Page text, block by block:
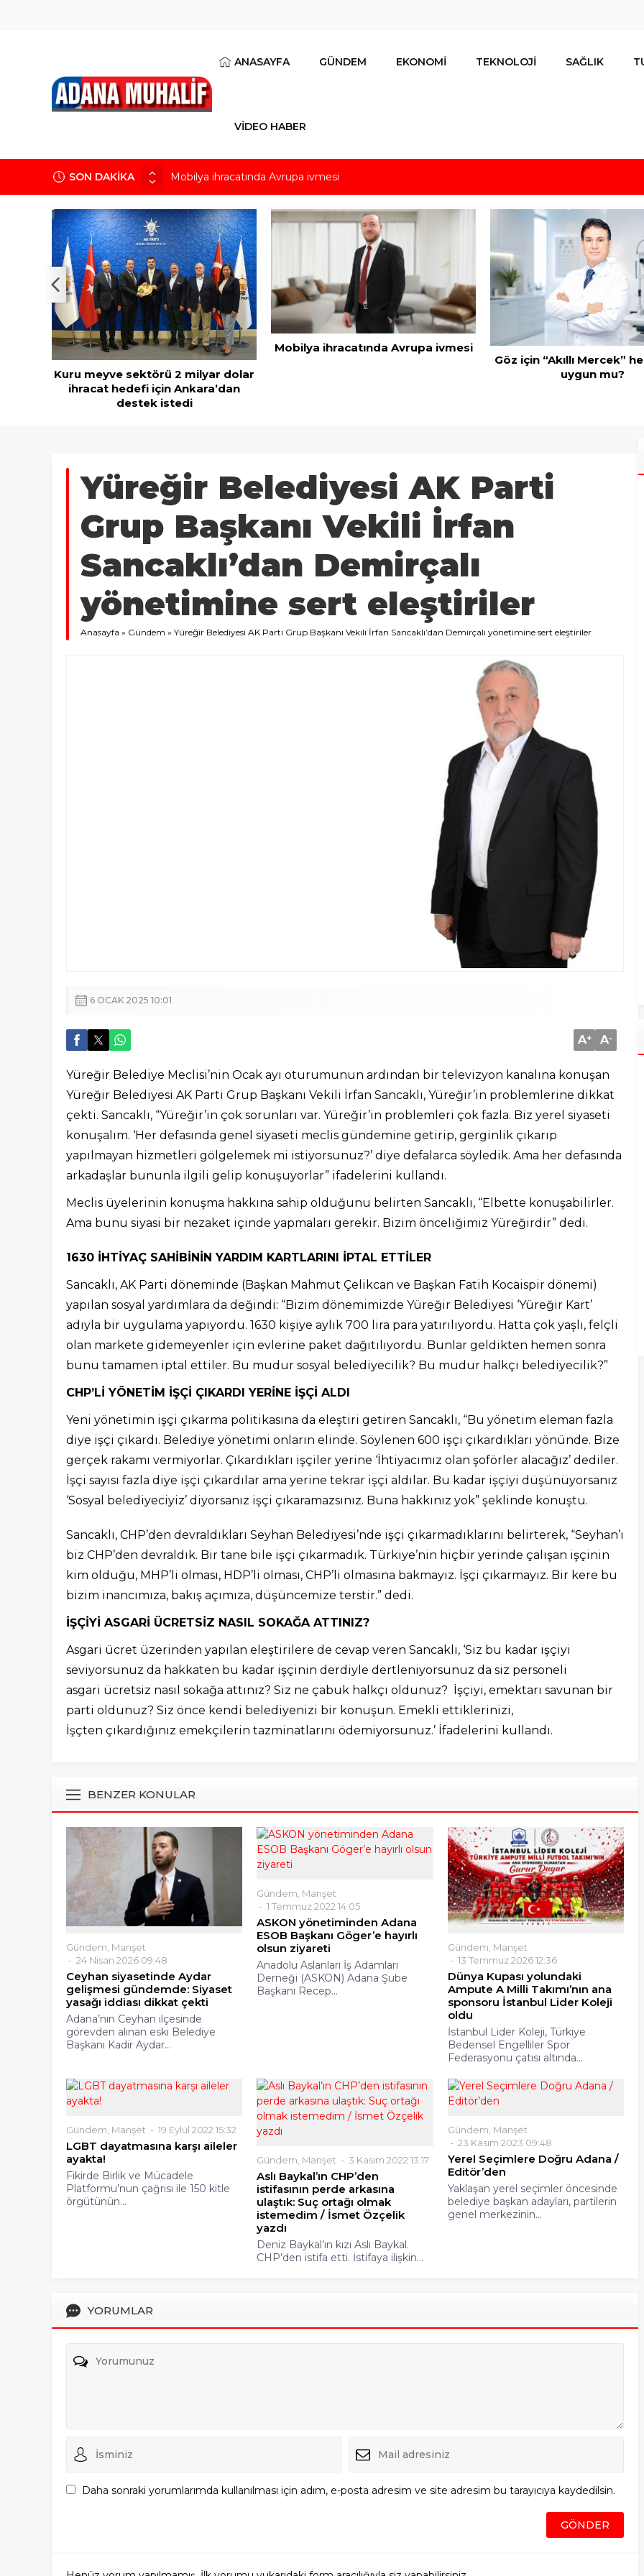
ANASAYFA GÜNDEM EKONOMİ TEKNOLOJİ SAĞLIK
VİDEO HABER
SON DAKİKA
Mobilya ihracatında Avrupa ivmesi
Göz için “Akıllı Mercek” herkes için uygun mu?
AK Parti İl Başkanı Özkan: Adanalıların bir metrekare malını kimseye yedirmeyiz!
Hacı Karaaslan’ın kiraladığı arsanın resmi kiracısı bakın kim çıktı!
Kuru meyve sektörü 2 milyar dolar ihracat hedefi için Ankara’dan destek istedi
Mobilya ihracatında Avrupa ivmesi
AK Parti İl Başkanı
Adanalıların bir
kimseye
Yüreğir Belediyesi AK Parti
Grup Başkanı Vekili İrfan
Sancaklı’dan Demirçalı
yönetimine sert eleştiriler
Anasayfa » Gündem » Yüreğir Belediyesi AK Parti Grup Başkanı Vekili İrfan Sancaklı’dan Demirçalı yönetimine sert eleştiriler
6 OCAK 2025 10:01
A+ A-
Yüreğir Belediye Meclisi’nin Ocak ayı oturumunun ardından bir televizyon kanalına konuşan
Yüreğir Belediyesi AK Parti Grup Başkanı Vekili İrfan Sancaklı, Yüreğir’in problemlerine dikkat
çekti. Sancaklı, “Yüreğir’in çok sorunları var. Yüreğir’in problemleri çok fazla. Biz yerel siyaseti
konuşalım. ‘Her defasında genel siyaseti meclis gündemine getirip, gerginlik çıkarıp
yapılmayan hizmetleri gölgelemek mi istiyorsunuz?’ diye defalarca söyledik. Ama her defasında
arkadaşlar bununla ilgili gelip konuşuyorlar” ifadelerini kullandı.
Meclis üyelerinin konuşma hakkına sahip olduğunu belirten Sancaklı, “Elbette konuşabilirler.
Ama bunu siyasi bir nezaket içinde yapmaları gerekir. Bizim önceliğimiz Yüreğirdir” dedi.
1630 İHTİYAÇ SAHİBİNİN YARDIM KARTLARINI İPTAL ETTİLER
Sancaklı, AK Parti döneminde (Başkan Mahmut Çelikcan ve Başkan Fatih Kocaispir dönemi)
yapılan sosyal yardımlara da değindi: “Bizim dönemimizde Yüreğir Belediyesi ‘Yüreğir Kart’
adıyla bir uygulama yapıyordu. 1630 kişiye aylık 700 lira para yatırılıyordu. Hatta çok yaşlı, felçli
olan markete gidemeyenler için evlerine paket dağıtılıyordu. Bunlar geldikten hemen sonra
bunu tamamen iptal ettiler. Bu mudur sosyal belediyecilik? Bu mudur halkçı belediyecilik?”
CHP’Lİ YÖNETİM İŞÇİ ÇIKARDI YERİNE İŞÇİ ALDI
Yeni yönetimin işçi çıkarma politikasına da eleştiri getiren Sancaklı, “Bu yönetim eleman fazla
diye işçi çıkardı. Belediye yönetimi onların elinde. Söylenen 600 işçi çıkardıkları yönünde. Bize
gerçek rakamı vermiyorlar. Çıkardıkları işçiler yerine ‘İhtiyacımız olan şoförler alacağız’ dediler.
İşçi sayısı fazla diye işçi çıkardılar ama yerine tekrar işçi aldılar. Bu kadar işçiyi düşünüyorsanız
‘Sosyal belediyeciyiz’ diyorsanız işçi çıkaramazsınız. Buna hakkınız yok” şeklinde konuştu.
Sancaklı, CHP’den devraldıkları Seyhan Belediyesi’nde işçi çıkarmadıklarını belirterek, “Seyhan’ı
biz CHP’den devraldık. Bir tane bile işçi çıkarmadık. Türkiye’nin hiçbir yerinde çalışan işçinin
kim olduğu, MHP’li olması, HDP’li olması, CHP’li olmasına bakmayız. İşçi çıkarmayız. Bir kere bu
bizim inancımıza, bakış açımıza, düşüncemize terstir.” dedi.
İŞÇİYİ ASGARİ ÜCRETSİZ NASIL SOKAĞA ATTINIZ?
Asgari ücret üzerinden yapılan eleştirilere de cevap veren Sancaklı, ‘Siz bu kadar işçiyi
seviyorsunuz da hakkaten bu kadar işçinin derdiyle dertleniyorsunuz da siz personeli
asgari ücretsiz nasıl sokağa attınız? Siz ne çabuk halkçı oldunuz? İşçiyi, emektarı savunan bir
parti oldunuz? Siz önce kendi belediyenizi bir konuşun. Emekli ettiklerinizi,
İşçten çıkardığınız emekçilerin tazminatlarını ödemiyorsunuz.’ İfadelerini kullandı.
BENZER KONULAR
Gündem Manşet
24 Nisan 2026 09:48
Ceyhan siyasetinde Aydar
gelişmesi gündemde: Siyaset
yasağı iddiası dikkat çekti
Adana’nın Ceyhan ilçesinde
görevden alınan eski Belediye
Başkanı Kadir Aydar...
Gündem Manşet
1 Temmuz 2022 14:05
ASKON yönetiminden Adana
ESOB Başkanı Göger’e hayırlı
olsun ziyareti
Anadolu Aslanları İş Adamları
Derneği (ASKON) Adana Şube
Başkanı Recep...
Gündem Manşet
13 Temmuz 2026 12:36
Dünya Kupası yolundaki
Ampute A Milli Takımı’nın ana
sponsoru İstanbul Lider Koleji
oldu
İstanbul Lider Koleji, Türkiye
Bedensel Engelliler Spor
Federasyonu çatısı altında...
Gündem Manşet 19 Eylül 2022 15:32
LGBT dayatmasına karşı aileler
ayakta!
Fikirde Birlik ve Mücadele
Platformu’nun çağrısı ile 150 kitle
örgütünün...
Gündem Manşet 3 Kasım 2022 13:17
Aslı Baykal’ın CHP’den
istifasının perde arkasına
ulaştık: Suç ortağı olmak
istemedim / İsmet Özçelik
yazdı
Deniz Baykal’ın kızı Aslı Baykal.
CHP’den istifa etti. İstifaya ilişkin...
Gündem Manşet
23 Kasım 2023 09:48
Yerel Seçimlere Doğru Adana /
Editör’den
Yaklaşan yerel seçimler öncesinde
belediye başkan adayları, partilerin
genel merkezinin...
YORUMLAR
Daha sonraki yorumlarımda kullanılması için adım, e-posta adresim ve site adresim bu tarayıcıya kaydedilsin.